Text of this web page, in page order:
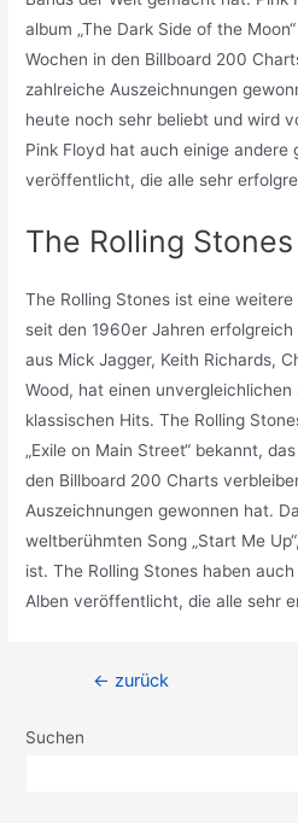
album „The Dark Side of the
Wochen in den Billboard 200
zahlreiche Auszeichnungen
heute noch sehr beliebt und wird
Pink Floyd hat auch einige andere
veröffentlicht, die alle sehr
The Rolling Stones
The Rolling Stones ist eine
seit den 1960er Jahren
aus Mick Jagger, Keith Richards,
Wood, hat einen unvergleichlichen
klassischen Hits. The Rolling
„Exile on Main Street“ bekannt,
den Billboard 200 Charts
Auszeichnungen gewonnen hat.
weltberühmten Song „Start Me
ist. The Rolling Stones haben
Alben veröffentlicht, die alle sehr
Beitragsnavigation
← zurück
Suchen